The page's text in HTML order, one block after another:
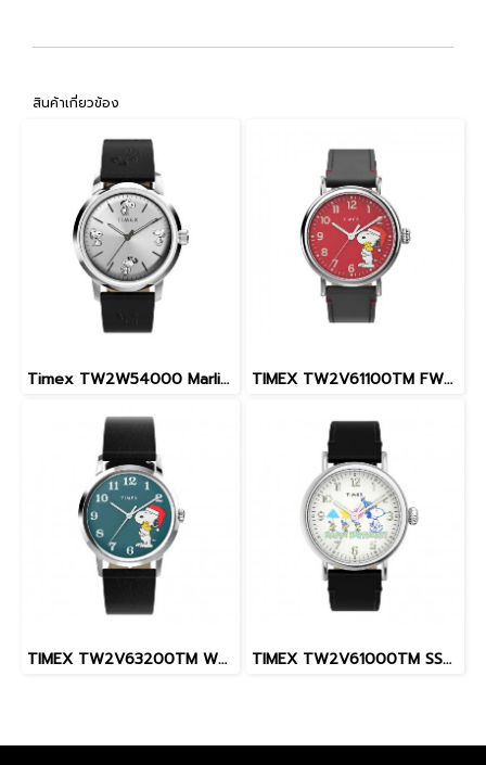
สินค้าเกี่ยวข้อง
Timex TW2W54000 Marlin® Automatic x Peanuts Sketch 40mm Leather Strap Watch TIMEX TW2V61100TM FW23 STAN40M PEANUTSHOLIDAY
TIMEX TW2V63200TM W22 PEANUTS MARLIN SNOOPY TIMEX TW2V61000TM SS23 STAND 40M PEANUTS HB